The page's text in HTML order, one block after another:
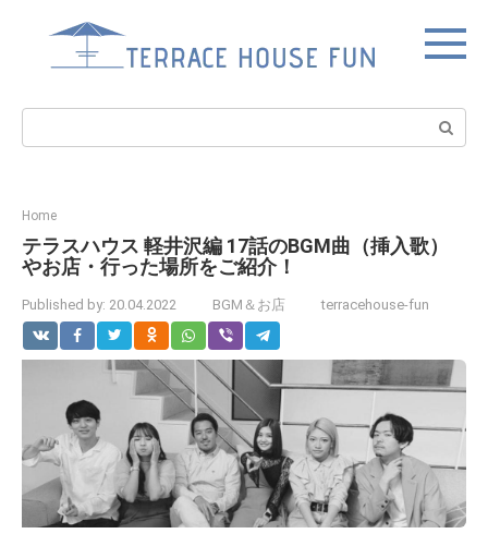
Search:
Home
テラスハウス 軽井沢編 17話のBGM曲（挿入歌）
やお店・行った場所をご紹介！
Published by: 20.04.2022 BGM＆お店 terracehouse-fun